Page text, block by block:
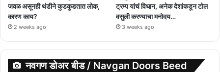
जवळ असूनही थंडीने कुडकुडतात लोक,
कारण काय?
2 weeks ago
ट्रम्प यांचं विधान, अनेक देशांकडून टोल
वसुली करण्याचा मनोदय…
3 weeks ago
नवगण डोअर बीड / Navgan Doors Beed